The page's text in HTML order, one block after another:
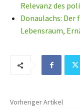
Relevanz des
Donaulachs: Der
Lebensraum,
Vorheriger Artikel